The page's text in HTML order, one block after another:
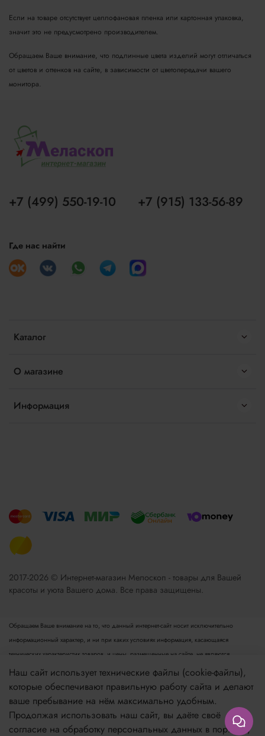
Если на товаре отсутствует целлофановая пленка или картонная упаковка,
значит это не предусмотрено производителем.
Обращаем Ваше внимание, что подлинные цвета изделий могут отличаться
от цветов и оттенков на сайте, в зависимости от цветопередачи вашего
монитора.
Каталог
О магазине
Информация
+7 (499) 550-19-10 +7 (915) 133-56-89
Где нас найти
2017-2026 © Интернет-магазин Мелоскоп - товары для Вашей
красоты и уюта Вашего дома. Все права защищены.
Обращаем Ваше внимание на то, что данный интернет-сайт носит исключительно
информационный характер, и ни при каких условиях информация, касающаяся
технических характеристик товаров, и цены, размещенные на сайте, не являются
публичной офертой, определяемой положениями пункта 2 статьи 437 Гражданского
кодекса РФ. Для получения подробной информации просьба обращаться к менеджеру.
Опубликованная на данном сайте информация может быть изменена в любое время без
предварительного уведомления.
Наш сайт использует технические файлы (cookie-файлы),
которые обеспечивают правильную работу сайта и делают
ваше пребывание на нём максимально удобным.
Продолжая использовать наш сайт, вы даёте своё
согласие на обработку персональных данных в порядке,